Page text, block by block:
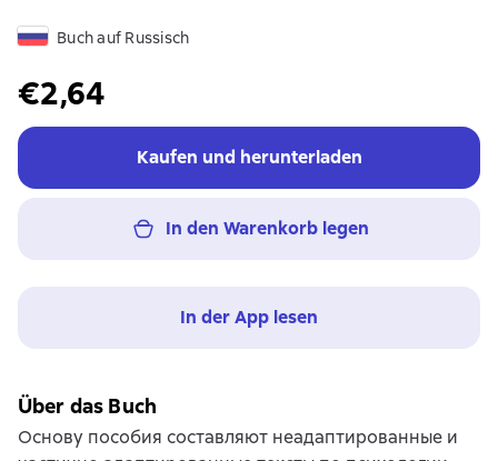
Buch auf Russisch
€2,64
Kaufen und herunterladen
In den Warenkorb legen
In der App lesen
Über das Buch
Основу пособия составляют неадаптированные и